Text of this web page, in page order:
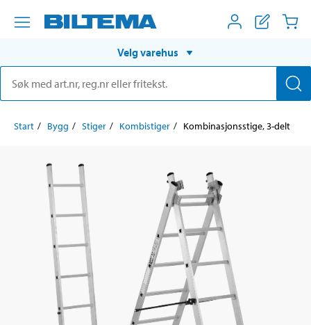
Velg varehus
Start Bygg Stiger Kombistiger Kombinasjonsstige, 3-delt